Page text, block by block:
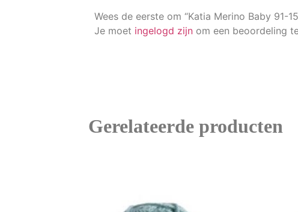
Wees de eerste om “Katia Merino Baby 91-
Je moet ingelogd zijn om een beoordeling
Gerelateerde producten